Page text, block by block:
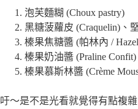
泡芙麵糊 (Choux pastry)
黑糖菠蘿皮 (Craquelin)、
榛果焦糖醬 (帕林內 /
榛果奶油醬 (Praline Confit)
榛果慕斯林醬 (Crème
吁～是不是光看就覺得有點複